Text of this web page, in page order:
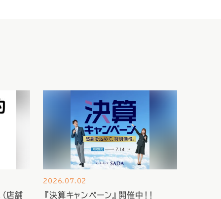
店舗
2026.07.02
『決算キャンペーン』開催中！！